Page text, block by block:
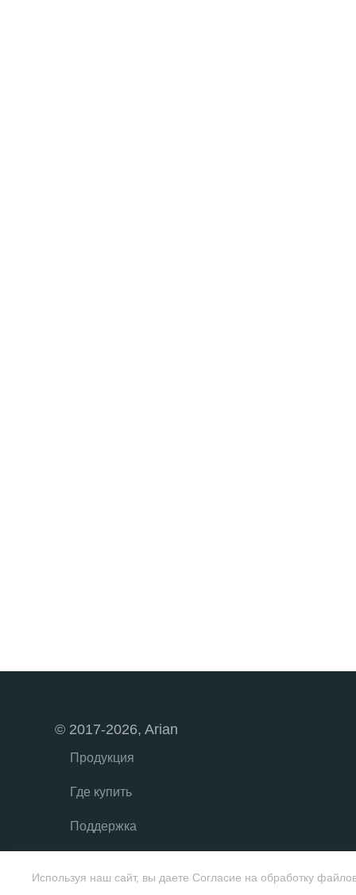
© 2017-2026, Arian
Продукция
Где купить
Поддержка
Используя наш сайт, вы даете Согласие на обработку